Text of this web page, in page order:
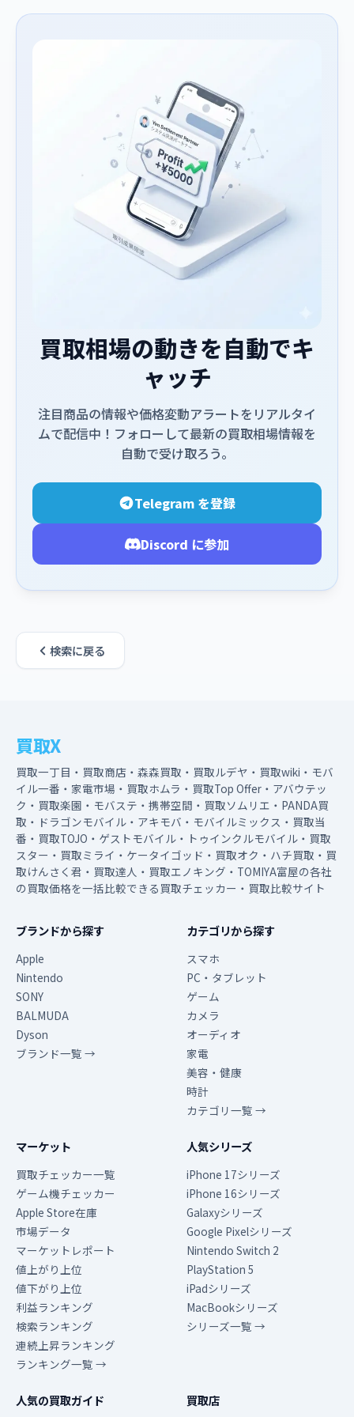
買取相場の動きを自動でキ
ャッチ
注目商品の情報や価格変動アラートをリアルタイ
ムで配信中！フォローして最新の買取相場情報を
自動で受け取ろう。
Telegram を登録
Discord に参加
検索に戻る
買取X
買取一丁目・買取商店・森森買取・買取ルデヤ・買取wiki・モバ
イル一番・家電市場・買取ホムラ・買取Top Offer・アバウテッ
ク・買取楽園・モバステ・携帯空間・買取ソムリエ・PANDA買
取・ドラゴンモバイル・アキモバ・モバイルミックス・買取当
番・買取TOJO・ゲストモバイル・トゥインクルモバイル・買取
スター・買取ミライ・ケータイゴッド・買取オク・ハチ買取・買
取けんさく君・買取達人・買取エノキング・TOMIYA富屋の各社
の買取価格を一括比較できる買取チェッカー・買取比較サイト
ブランドから探す
Apple
Nintendo
SONY
BALMUDA
Dyson
ブランド一覧 →
カテゴリから探す
スマホ
PC・タブレット
ゲーム
カメラ
オーディオ
家電
美容・健康
時計
カテゴリ一覧 →
マーケット
買取チェッカー一覧
ゲーム機チェッカー
Apple Store在庫
市場データ
マーケットレポート
値上がり上位
値下がり上位
利益ランキング
検索ランキング
連続上昇ランキング
ランキング一覧 →
人気シリーズ
iPhone 17シリーズ
iPhone 16シリーズ
Galaxyシリーズ
Google Pixelシリーズ
Nintendo Switch 2
PlayStation 5
iPadシリーズ
MacBookシリーズ
シリーズ一覧 →
人気の買取ガイド 買取店